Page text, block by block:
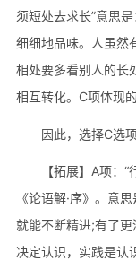
须短处去求长”意思
细细地品味。人虽然
相处要多看别人的长
相互转化。C项体现
因此，选择C选项
【拓展】A项：
《论语解·序》。意
就能不断精进;有了
决定认识，实践是认